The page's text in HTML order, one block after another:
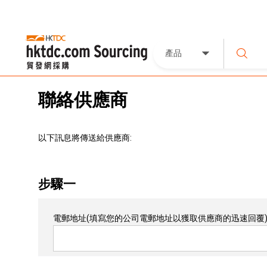
產品
聯絡供應商
以下訊息將傳送給供應商:
步驟一
電郵地址(填寫您的公司電郵地址以獲取供應商的迅速回覆)